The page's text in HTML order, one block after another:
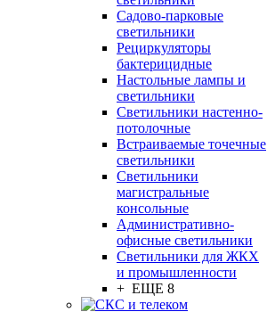
Садово-парковые
светильники
Рециркуляторы
бактерицидные
Настольные лампы и
светильники
Светильники настенно-
потолочные
Встраиваемые точечные
светильники
Светильники
магистральные
консольные
Административно-
офисные светильники
Светильники для ЖКХ
и промышленности
+ ЕЩЕ 8